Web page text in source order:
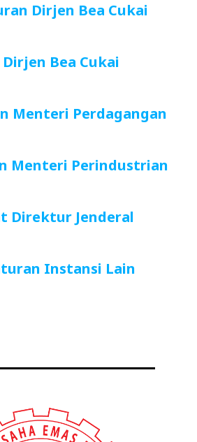
Dirjen Bea Cukai
Dirjen Bea Cukai
Menteri Perdagangan
Menteri Perindustrian
Direktur Jenderal
Instansi Lain